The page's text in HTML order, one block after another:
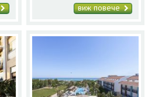
виж повече